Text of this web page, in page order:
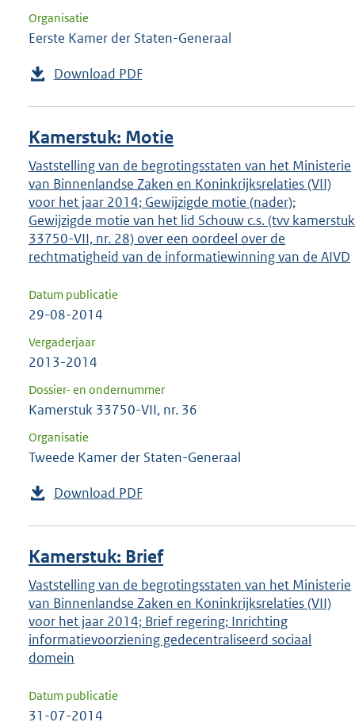
Organisatie
Eerste Kamer der Staten-Generaal
Download PDF
Kamerstuk: Motie
Vaststelling van de begrotingsstaten van het Ministerie
van Binnenlandse Zaken en Koninkrijksrelaties (VII)
voor het jaar 2014; Gewijzigde motie (nader);
Gewijzigde motie van het lid Schouw c.s. (tvv kamerstuk
33750-VII, nr. 28) over een oordeel over de
rechtmatigheid van de informatiewinning van de AIVD
Datum publicatie
29-08-2014
Vergaderjaar
2013-2014
Dossier- en ondernummer
Kamerstuk 33750-VII, nr. 36
Organisatie
Tweede Kamer der Staten-Generaal
Download PDF
Kamerstuk: Brief
Vaststelling van de begrotingsstaten van het Ministerie
van Binnenlandse Zaken en Koninkrijksrelaties (VII)
voor het jaar 2014; Brief regering; Inrichting
informatievoorziening gedecentraliseerd sociaal
domein
Datum publicatie
31-07-2014